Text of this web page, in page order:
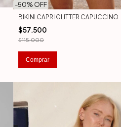
-50% OFF
BIKINI CAPRI GLITTER CAPUCCINO
$57.500
$115.000
Comprar